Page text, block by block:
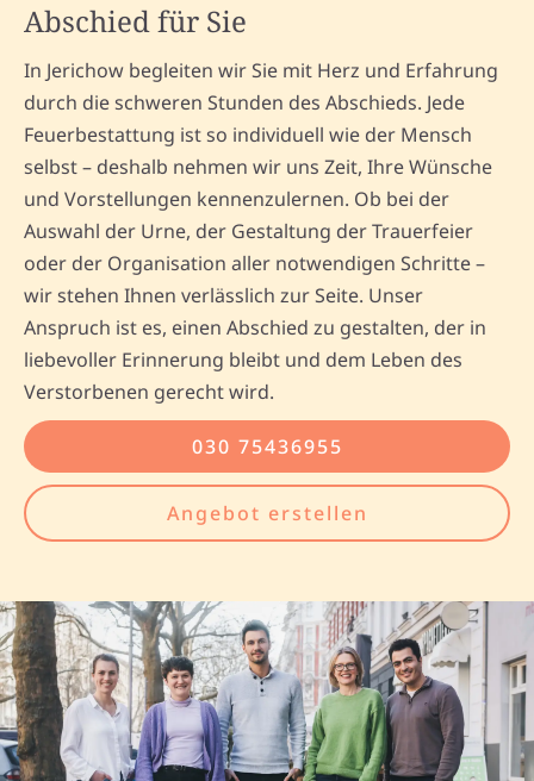
Abschied für Sie
In Jerichow begleiten wir Sie mit Herz und Erfahrung
durch die schweren Stunden des Abschieds. Jede
Feuerbestattung ist so individuell wie der Mensch
selbst – deshalb nehmen wir uns Zeit, Ihre Wünsche
und Vorstellungen kennenzulernen. Ob bei der
Auswahl der Urne, der Gestaltung der Trauerfeier
oder der Organisation aller notwendigen Schritte –
wir stehen Ihnen verlässlich zur Seite. Unser
Anspruch ist es, einen Abschied zu gestalten, der in
liebevoller Erinnerung bleibt und dem Leben des
Verstorbenen gerecht wird.
030 75436955
Angebot erstellen